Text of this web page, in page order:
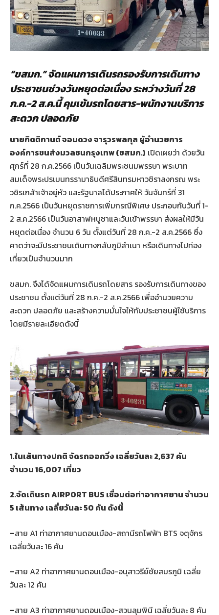
“ขสมก.” จัดแผนการเดินรถรองรับการเดินทาง
ประชาชนช่วงวันหยุดต่อเนื่อง ระหว่างวันที่ 28
ก.ค.-2 ส.ค.นี้ คุมเข้มรถโดยสาร-พนักงานบริการ
สะดวก ปลอดภัย
นายกิตติกานต์ จอมดวง จารุวรพลกุล ผู้อำนวยการ
องค์การขนส่งมวลชนกรุงเทพ(ขสมก.) เปิดเผยว่า ด้วยวัน
ศุกร์ที่ 28 ก.ค.2566 เป็นวันเฉลิมพระชนมพรรษา พระบาท
สมเด็จพระปรเมนทรรามาธิบดีศรีสินทรมหาวชิราลงกรณ พระ
วชิรเกล้าเจ้าอยู่หัว และรัฐบาลได้ประกาศให้ วันจันทร์ที่ 31
ก.ค.2566 เป็นวันหยุดราชการเพิ่มกรณีพิเศษ ประกอบกับวันที่ 1-
2 ส.ค.2566 เป็นวันอาสาฬหบูชาและวันเข้าพรรษา ส่งผลให้มีวัน
หยุดต่อเนื่อง จำนวน 6 วัน ตั้งแต่วันที่ 28 ก.ค.-2 ส.ค.2566 ซึ่ง
คาดว่าจะมีประชาชนเดินทางกลับภูมิลำเนา หรือเดินทางไปท่อง
เที่ยวเป็นจำนวนมาก
ขสมก. จึงได้จัดแผนการเดินรถโดยสาร รองรับการเดินทางของ
ประชาชน ตั้งแต่วันที่ 28 ก.ค.-2 ส.ค.2566 เพื่ออำนวยความ
สะดวก ปลอดภัย และสร้างความมั่นใจให้กับประชาชนผู้ใช้บริการ
โดยมีรายละเอียดดังนี้
1.ในเส้นทางปกติ จัดรถออกวิ่ง เฉลี่ยวันละ 2,637 คัน
จำนวน 16,007 เที่ยว
2.จัดเดินรถ AIRPORT BUS เชื่อมต่อท่าอากาศยาน จำนวน
5 เส้นทาง เฉลี่ยวันละ 50 คัน ดังนี้
–สาย A1 ท่าอากาศยานดอนเมือง-สถานีรถไฟฟ้า BTS จตุจักร
เฉลี่ยวันละ 16 คัน
–สาย A2 ท่าอากาศยานดอนเมือง-อนุสาวรีย์ชัยสมรภูมิ เฉลี่ย
วันละ 12 คัน
–สาย A3 ท่าอากาศยานดอนเมือง-สวนลุมพินี เฉลี่ยวันละ 8 คัน